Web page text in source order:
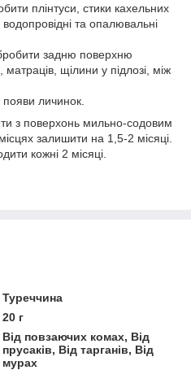
плінтуси, стики кахельних
та опалювальні
задню поверхню
матраців, щілини у підлозі, між
появи личинок.
з поверхонь мильно-содовим
залишити на 1,5-2 місяці.
кожні 2 місяці.
Туреччина
20 г
Від повзаючих комах, Від
прусаків, Від тарганів, Від
мурах